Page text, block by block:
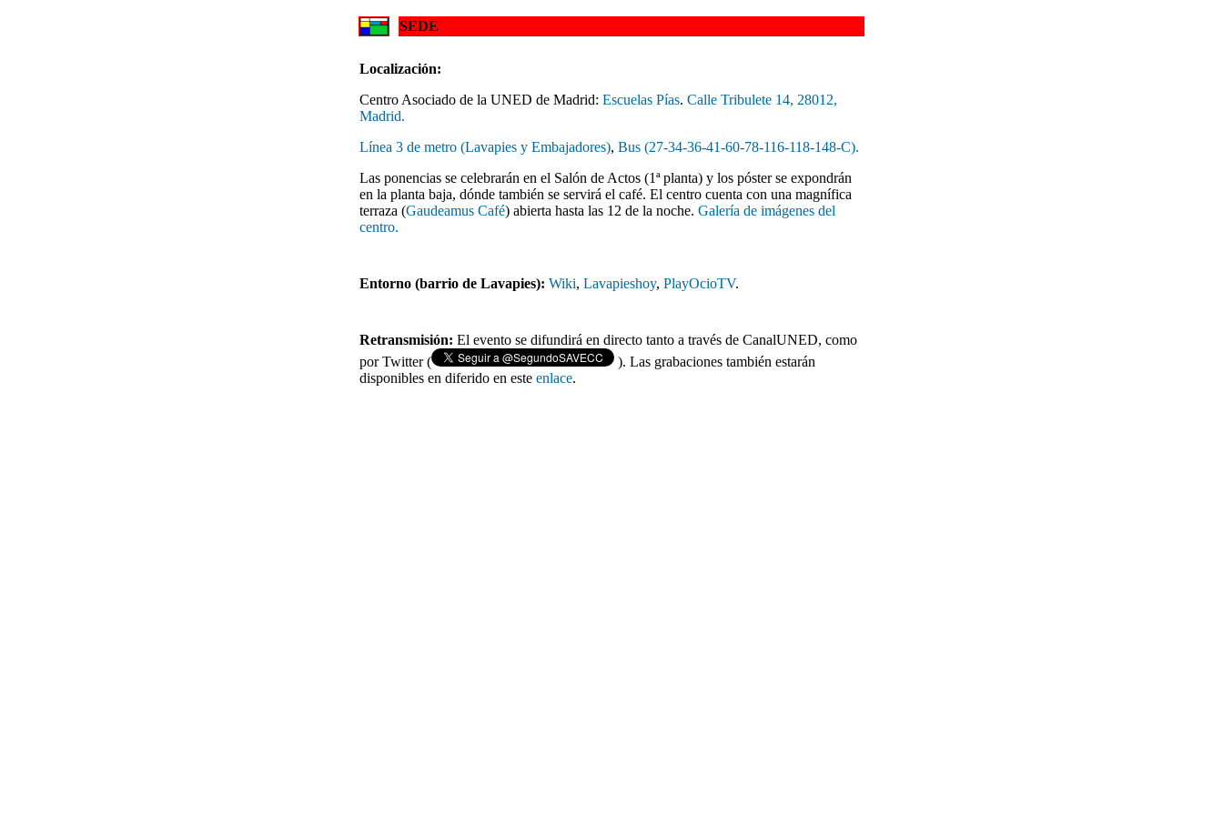
SEDE
Localización:
Centro Asociado de la UNED de Madrid: Escuelas Pías. Calle Tribulete 14, 28012,
Madrid.
Línea 3 de metro (Lavapies y Embajadores), Bus (27-34-36-41-60-78-116-118-148-C).
Las ponencias se celebrarán en el Salón de Actos (1ª planta) y los póster se expondrán
en la planta baja, dónde también se servirá el café. El centro cuenta con una magnífica
terraza (Gaudeamus Café) abierta hasta las 12 de la noche. Galería de imágenes del
centro.
Entorno (barrio de Lavapies): Wiki, Lavapieshoy, PlayOcioTV.
Retransmisión: El evento se difundirá en directo tanto a través de CanalUNED, como
por Twitter (
). Las grabaciones también estarán
disponibles en diferido en este enlace.